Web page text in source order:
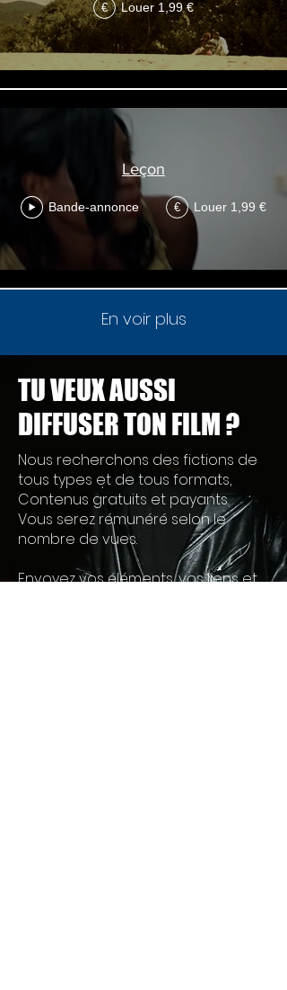
€ Louer 1,99 €
Leçon
Bande-annonce € Louer 1,99 €
En voir plus
TU VEUX AUSSI
DIFFUSER TON FILM ?
Nous recherchons des fictions de
tous types et de tous formats,
Contenus gratuits et payants.
Vous serez rémunéré selon le
nombre de vues.
Envoyez vos éléments, vos liens et